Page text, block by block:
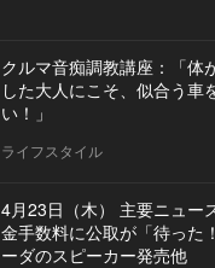
クルマ音痴調教講座：「体
した大人にこそ、似合う車
い！」
ライフスタイル
4月23日（木） 主要ニュー
金手数料に公取が「待った
ーダのスピーカー発売他